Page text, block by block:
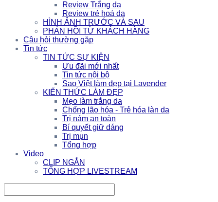
Review Trắng da
Review trẻ hoá da
HÌNH ẢNH TRƯỚC VÀ SAU
PHẢN HỒI TỪ KHÁCH HÀNG
Câu hỏi thường gặp
Tin tức
TIN TỨC SỰ KIỆN
Ưu đãi mới nhất
Tin tức nội bộ
Sao Việt làm đẹp tại Lavender
KIẾN THỨC LÀM ĐẸP
Mẹo làm trắng da
Chống lão hóa - Trẻ hóa làn da
Trị nám an toàn
Bí quyết giữ dáng
Trị mụn
Tổng hợp
Video
CLIP NGẮN
TỔNG HỢP LIVESTREAM